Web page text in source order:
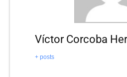
Víctor Corcoba
+ posts